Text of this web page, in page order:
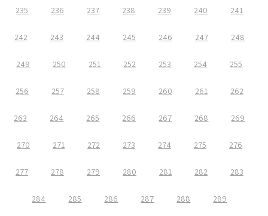
235 236 237 238 239 240 241
242 243 244 245 246 247 248
249 250 251 252 253 254 255
256 257 258 259 260 261 262
263 264 265 266 267 268 269
270 271 272 273 274 275 276
277 278 279 280 281 282 283
284 285 286 287 288 289